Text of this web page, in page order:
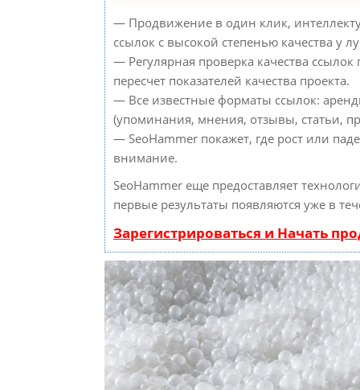
— Продвижение в один клик,
ссылок с высокой степенью качества у
— Регулярная проверка качества
пересчет показателей качества проекта.
— Все известные форматы ссылок:
(упоминания, мнения, отзывы, статьи,
— SeoHammer покажет, где рост или
внимание.
SeoHammer еще предоставляет
первые результаты появляются уже в
Зарегистрироваться и Начать